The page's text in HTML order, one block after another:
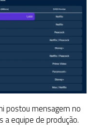
postou mensagem no
a equipe de produção.